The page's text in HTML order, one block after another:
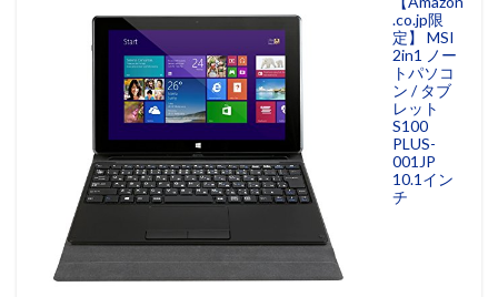
.co.jp限
定】 MSI
2in1 ノー
トパソコ
ン / タブ
レット
S100
PLUS-
001JP
10.1イン
チ